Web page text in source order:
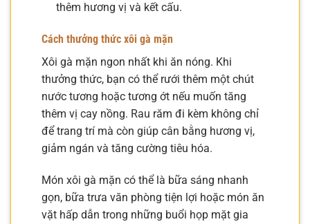
thêm hương vị và kết cấu.
Cách thưởng thức xôi gà mặn
Xôi gà mặn ngon nhất khi ăn nóng. Khi
thưởng thức, bạn có thể rưới thêm một chút
nước tương hoặc tương ớt nếu muốn tăng
thêm vị cay nồng. Rau răm đi kèm không chỉ
để trang trí mà còn giúp cân bằng hương vị,
giảm ngán và tăng cường tiêu hóa.
Món xôi gà mặn có thể là bữa sáng nhanh
gọn, bữa trưa văn phòng tiện lợi hoặc món ăn
vặt hấp dẫn trong những buổi họp mặt gia